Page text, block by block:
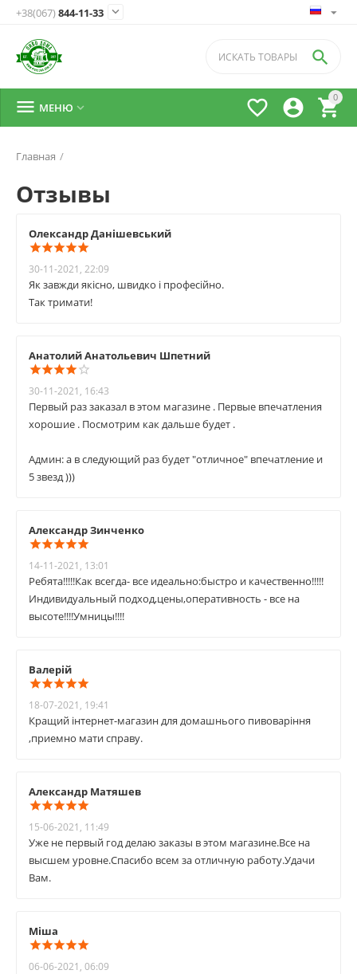
+38(067)844-11-33 
0




 МЕНЮ 
Главная /
Отзывы
Олександр Данішевський
30-11-2021, 22:09
Як завжди якісно, швидко і професійно.
Так тримати!
Анатолий Анатольевич Шпетний
30-11-2021, 16:43
Первый раз заказал в этом магазине . Первые впечатления
хорошие . Посмотрим как дальше будет .
Админ: а в следующий раз будет "отличное" впечатление и
5 звезд )))
Александр Зинченко
14-11-2021, 13:01
Ребята!!!!!Как всегда- все идеально:быстро и качественно!!!!!
Индивидуальный подход,цены,оперативность - все на
высоте!!!!Умницы!!!!
Валерій
18-07-2021, 19:41
Кращий інтернет-магазин для домашнього пивоваріння
,приемно мати справу.
Александр Матяшев
15-06-2021, 11:49
Уже не первый год делаю заказы в этом магазине.Все на
высшем уровне.Спасибо всем за отличную работу.Удачи
Вам.
Міша
06-06-2021, 06:09